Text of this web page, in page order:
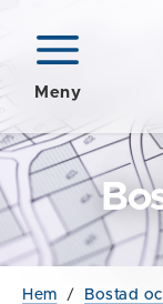
Meny
Hem / Bostad